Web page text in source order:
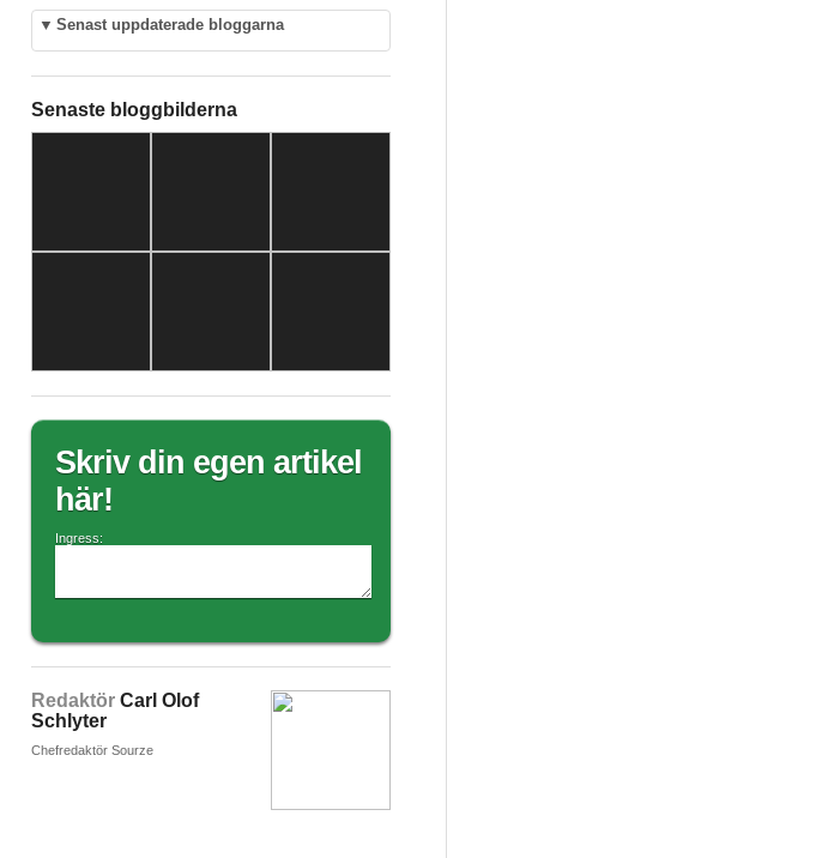
▼ Senast uppdaterade bloggarna
Senaste bloggbilderna
Skriv din egen artikel
här!
Ingress:
Redaktör Carl Olof
Schlyter
Chefredaktör Sourze